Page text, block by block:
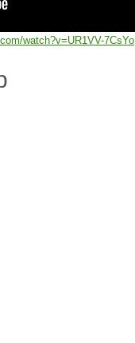
watch?v=UR1VV-7CsYo